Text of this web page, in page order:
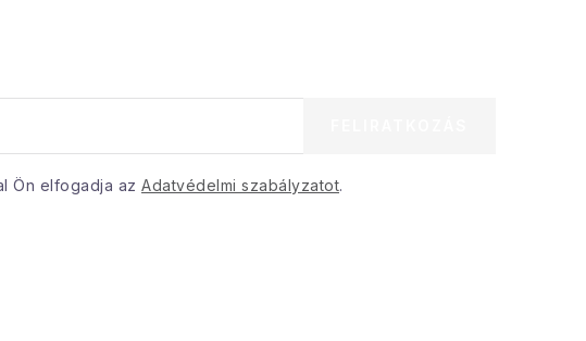
Ön elfogadja az Adatvédelmi szabályzatot.